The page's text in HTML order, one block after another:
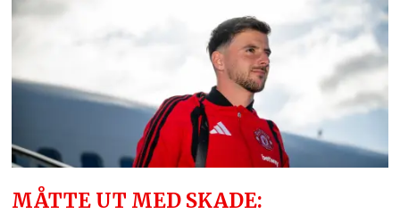
MÅTTE UT MED SKADE: